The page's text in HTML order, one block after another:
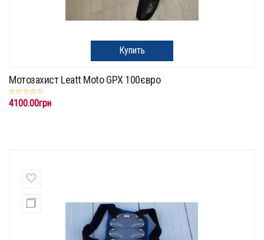
Купить
Мотозахист Leatt Moto GPX 100євро
4100.00грн